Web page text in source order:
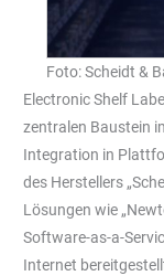
Foto: Scheidt &
Electronic Shelf
zentralen Baustein
Integration in
des Herstellers
Lösungen wie
Software-as-a-
Internet